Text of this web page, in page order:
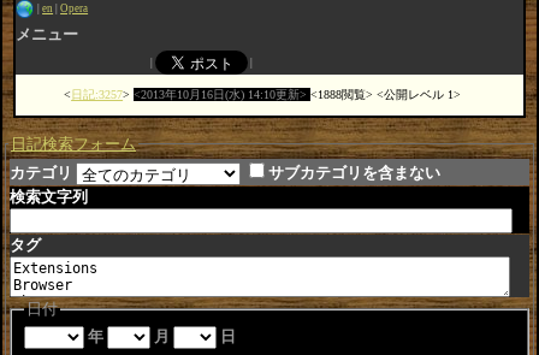
en Opera
メニュー
日記:3257 2013年10月16日(水) 14:10更新 1888閲覧 公開レベル 1
日記検索フォーム
カテゴリ
サブカテゴリを含まない
検索文字列
タグ
日付
年
月 日